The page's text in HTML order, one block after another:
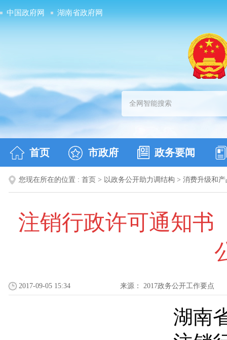
中国政府网 湖南省政府网
首页 市政府 政务要闻
您现在所在的位置 : 首页 > 以政务公开助力调结构 > 消费升级和
注销行政许可通知书
2017-09-05 15:34 来源： 2017政务公开工作要点
湖南